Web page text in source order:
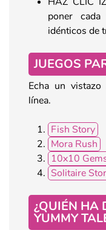
poner
idénticos de
JUEGOS
Echa un
línea.
Fish Story
Mora Rush
10x10
Solitaire
¿QUIÉN HA
YUMMY